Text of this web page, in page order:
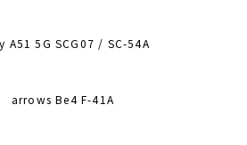
5G SCG07 / SC-54A
arrows Be4 F-41A